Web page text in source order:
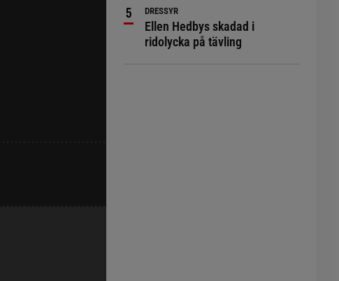
DRESSYR
Ellen Hedbys skadad i
ridolycka på tävling